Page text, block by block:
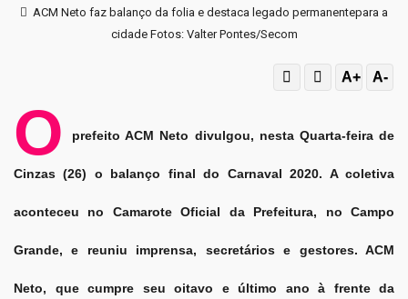
ACM Neto faz balanço da folia e destaca legado permanentepara a
cidade Fotos: Valter Pontes/Secom
A+ A-
O prefeito ACM Neto divulgou, nesta Quarta-feira de
Cinzas (26) o balanço final do Carnaval 2020. A coletiva
aconteceu no Camarote Oficial da Prefeitura, no Campo
Grande, e reuniu imprensa, secretários e gestores. ACM
Neto, que cumpre seu oitavo e último ano à frente da